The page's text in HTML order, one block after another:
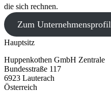
die sich rechnen.
Zum Unternehmensprofil
Hauptsitz
Huppenkothen GmbH Zentrale
Bundesstraße 117
6923 Lauterach
Österreich